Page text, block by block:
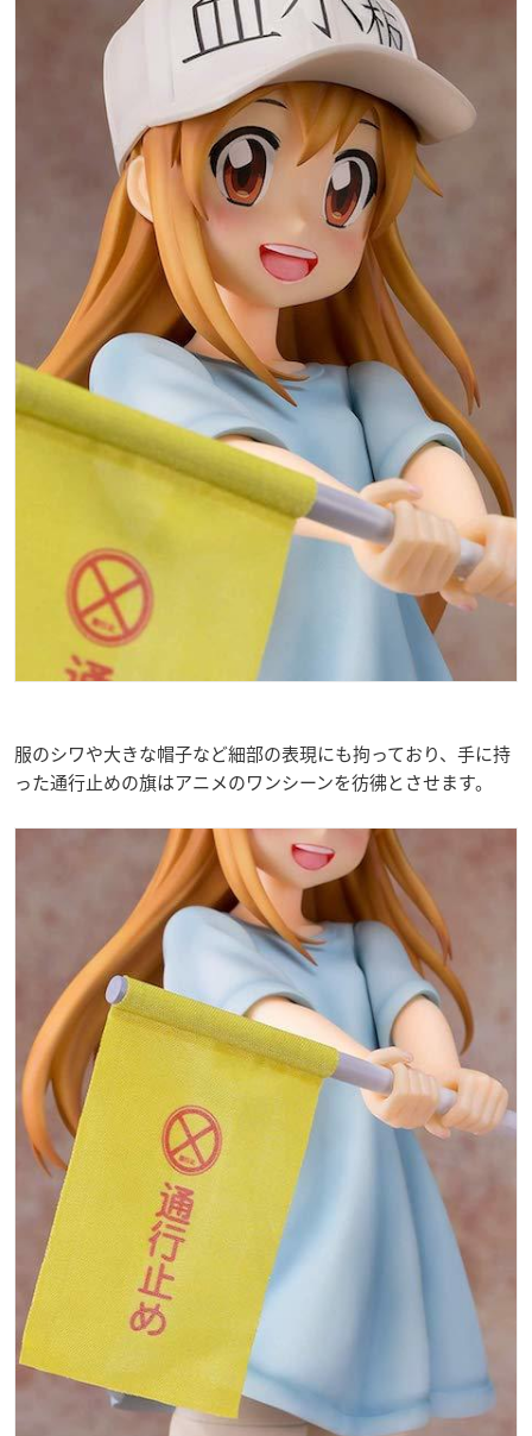
服のシワや大きな帽子など細部の表現にも拘っており、手に持
った通行止めの旗はアニメのワンシーンを彷彿とさせます。